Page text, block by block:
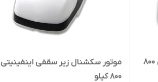
جک ریلی درب پارکینگ اینفینیتی 800
موتور سکشنال زیر سقفی اینفینیتی
800 کیلو